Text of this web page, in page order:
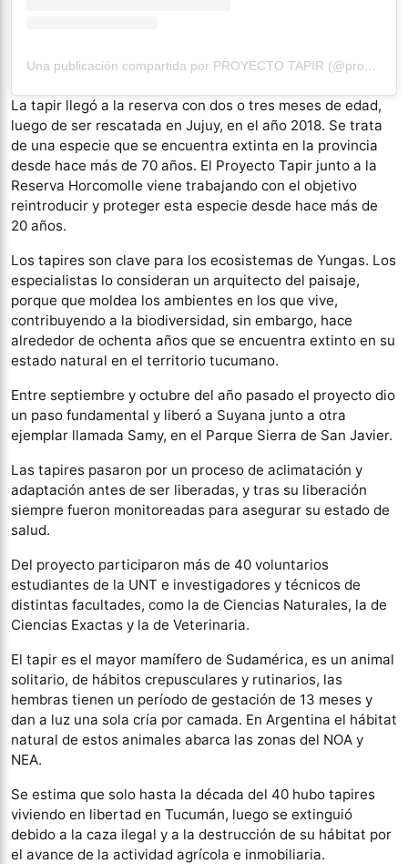
Una publicación compartida por PROYECTO TAPIR (@proyectotapir)
La tapir llegó a la reserva con dos o tres meses de edad,
luego de ser rescatada en Jujuy, en el año 2018. Se trata
de una especie que se encuentra extinta en la provincia
desde hace más de 70 años. El Proyecto Tapir junto a la
Reserva Horcomolle viene trabajando con el objetivo
reintroducir y proteger esta especie desde hace más de
20 años.
Los tapires son clave para los ecosistemas de Yungas. Los
especialistas lo consideran un arquitecto del paisaje,
porque que moldea los ambientes en los que vive,
contribuyendo a la biodiversidad, sin embargo, hace
alrededor de ochenta años que se encuentra extinto en su
estado natural en el territorio tucumano.
Entre septiembre y octubre del año pasado el proyecto dio
un paso fundamental y liberó a Suyana junto a otra
ejemplar llamada Samy, en el Parque Sierra de San Javier.
Las tapires pasaron por un proceso de aclimatación y
adaptación antes de ser liberadas, y tras su liberación
siempre fueron monitoreadas para asegurar su estado de
salud.
Del proyecto participaron más de 40 voluntarios
estudiantes de la UNT e investigadores y técnicos de
distintas facultades, como la de Ciencias Naturales, la de
Ciencias Exactas y la de Veterinaria.
El tapir es el mayor mamífero de Sudamérica, es un animal
solitario, de hábitos crepusculares y rutinarios, las
hembras tienen un período de gestación de 13 meses y
dan a luz una sola cría por camada. En Argentina el hábitat
natural de estos animales abarca las zonas del NOA y
NEA.
Se estima que solo hasta la década del 40 hubo tapires
viviendo en libertad en Tucumán, luego se extinguió
debido a la caza ilegal y a la destrucción de su hábitat por
el avance de la actividad agrícola e inmobiliaria.